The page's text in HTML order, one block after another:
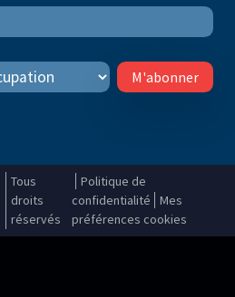
M'abonner
Tous
droits
réservés
Politique de
confidentialité
Mes
préférences cookies